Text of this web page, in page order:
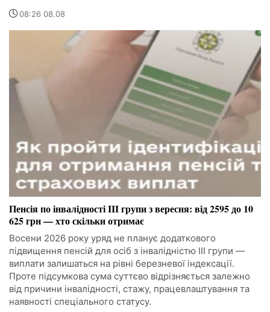
08:26 08.08
Пенсія по інвалідності III групи з вересня: від 2595 до 10
625 грн — хто скільки отримає
Восени 2026 року уряд не планує додаткового
підвищення пенсій для осіб з інвалідністю III групи —
виплати залишаться на рівні березневої індексації.
Проте підсумкова сума суттєво відрізняється залежно
від причини інвалідності, стажу, працевлаштування та
наявності спеціального статусу.